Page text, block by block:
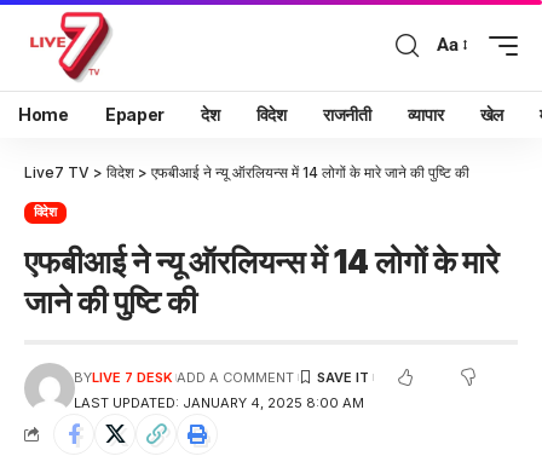
Aa
Home Epaper देश विदेश राजनीती व्यापार खेल
Live7 TV > विदेश > एफबीआई ने न्यू ऑरलियन्स में 14 लोगों के मारे जाने की पुष्टि की
विदेश
एफबीआई ने न्यू ऑरलियन्स में 14 लोगों के मारे
जाने की पुष्टि की
LAST UPDATED: JANUARY 4, 2025 8:00 AM
BYLIVE 7 DESK ADD A COMMENT